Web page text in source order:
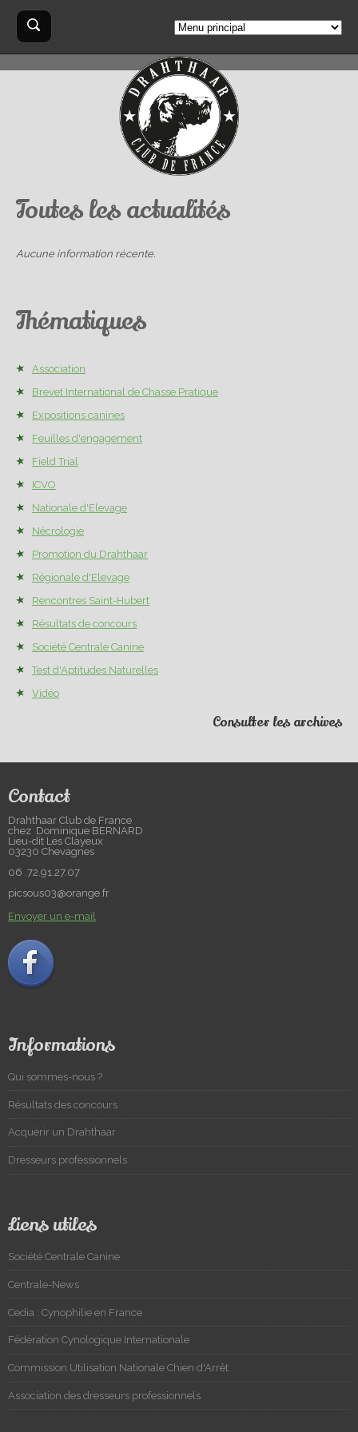
Formulaire
de
recherche
Rechercher
Toutes les actualités
Aucune information récente.
Thématiques
Association
Brevet International de Chasse Pratique
Expositions canines
Feuilles d'engagement
Field Trial
ICVO
Nationale d'Elevage
Nécrologie
Promotion du Drahthaar
Régionale d'Elevage
Rencontres Saint-Hubert
Résultats de concours
Société Centrale Canine
Test d'Aptitudes Naturelles
Vidéo
Consulter les archives
Contact
Drahthaar Club de France
chez Dominique BERNARD
Lieu-dit Les Clayeux
03230 Chevagnes
06 .72.91.27.07
picsous03@orange.fr
Envoyer un e-mail
Informations
Qui sommes-nous ?
Résultats des concours
Acquérir un Drahthaar
Dresseurs professionnels
Liens utiles
Société Centrale Canine
Centrale-News
Cedia : Cynophilie en France
Fédération Cynologique Internationale
Commission Utilisation Nationale Chien d'Arrêt
Association des dresseurs professionnels